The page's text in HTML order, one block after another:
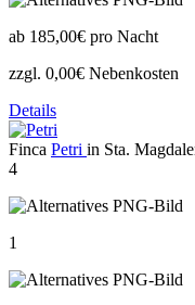
ab 185,00€ pro Nacht
zzgl. 0,00€ Nebenkosten
Details
Finca Petri in Sta.
4
1